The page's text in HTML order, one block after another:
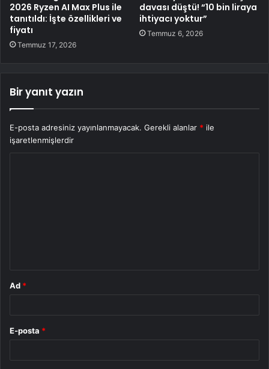
2026 Ryzen AI Max Plus ile
tanıtıldı: İşte özellikleri ve
fiyatı
Temmuz 17, 2026
davası düştü! “10 bin liraya
ihtiyacı yoktur”
Temmuz 6, 2026
Bir yanıt yazın
E-posta adresiniz yayınlanmayacak. Gerekli alanlar * ile
işaretlenmişlerdir
Ad *
E-posta *